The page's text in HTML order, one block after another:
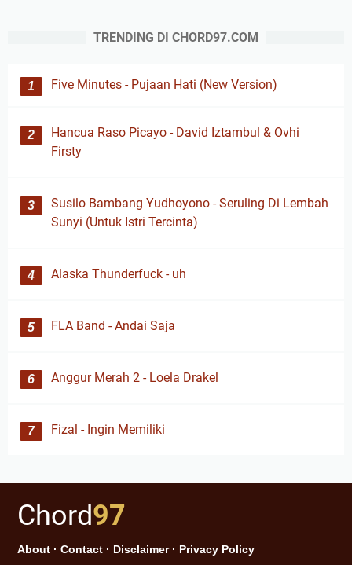
TRENDING DI CHORD97.COM
Five Minutes - Pujaan Hati (New Version)
Hancua Raso Picayo - David Iztambul & Ovhi
Firsty
Susilo Bambang Yudhoyono - Seruling Di Lembah
Sunyi (Untuk Istri Tercinta)
Alaska Thunderfuck - uh
FLA Band - Andai Saja
Anggur Merah 2 - Loela Drakel
Fizal - Ingin Memiliki
Chord97
About · Contact · Disclaimer· Privacy Policy